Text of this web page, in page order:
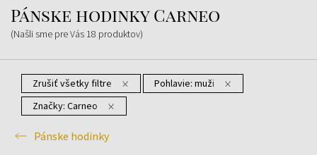
Pánske hodinky Carneo
(Našli sme pre Vás 18 produktov)
Zrušiť všetky filtre Pohlavie: muži
Značky: Carneo
Pánske hodinky